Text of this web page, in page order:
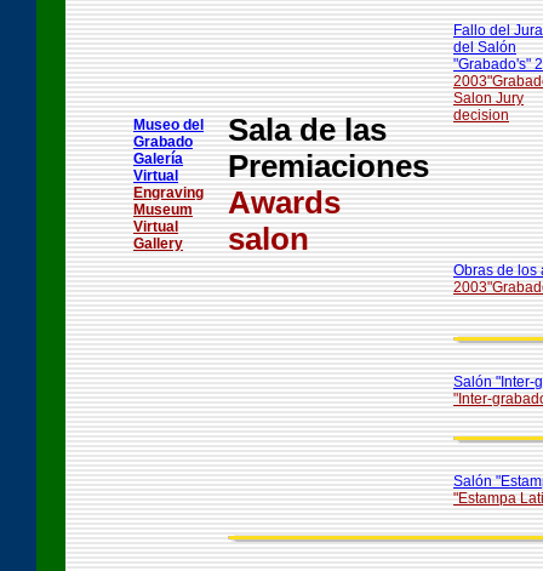
Museo del
Grabado
Galería
Virtual
Engraving
Museum
Virtual
Gallery
Sala de las
Premiaciones
Awards
salon
Fallo del
del Salón
"Grabado's"
Salon Jury
decision
Obras de los
Salón "Inter-
"Inter-
Salón
"Estampa